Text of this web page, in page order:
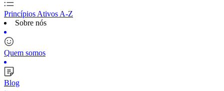
Princípios Ativos A-Z
Sobre nós
Quem somos
Blog